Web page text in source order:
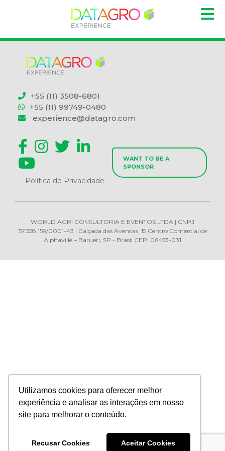
Utilizamos cookies para oferecer melhor
experiência e analisar as interações em nosso
site para melhorar o conteúdo.
Recusar Cookies Aceitar Cookies
+55 (11) 3508-6801
+55 (11) 99749-0480
experience@datagro.com
Política de Privacidade
WANT TO BE A
SPONSOR
WORLD AGRI CONSULTORIA E EVENTOS LTDA | CNPJ
57.558.159/0001-43 | Calçada das Avencas, 15 Centro Comercial de
Alphaville – Barueri, SP - Brasil CEP: 06453-031